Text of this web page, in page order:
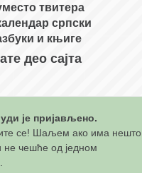
твитера
српски
и књиге
део сајта
је пријављено.
се! Шаљем ако има нешто
не чешће од једном